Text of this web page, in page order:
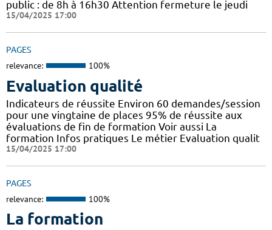
public : de 8h à 16h30 Attention fermeture le jeudi
15/04/2025 17:00
PAGES
relevance: 100%
Evaluation qualité
Indicateurs de réussite Environ 60 demandes/session
pour une vingtaine de places 95% de réussite aux
évaluations de fin de formation Voir aussi La
formation Infos pratiques Le métier Evaluation qualit
15/04/2025 17:00
PAGES
relevance: 100%
La formation